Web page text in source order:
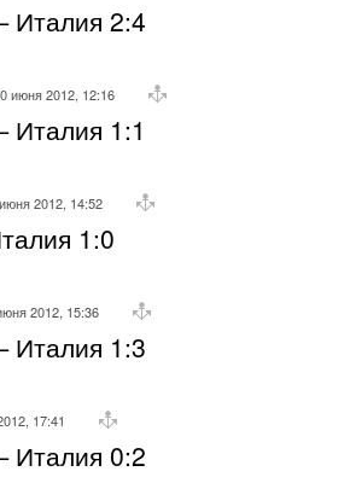
Италия 2:4
июня 2012, 12:16
1:1
2012, 14:52
1:0
2012, 15:36
Италия 1:3
17:41
Италия 0:2